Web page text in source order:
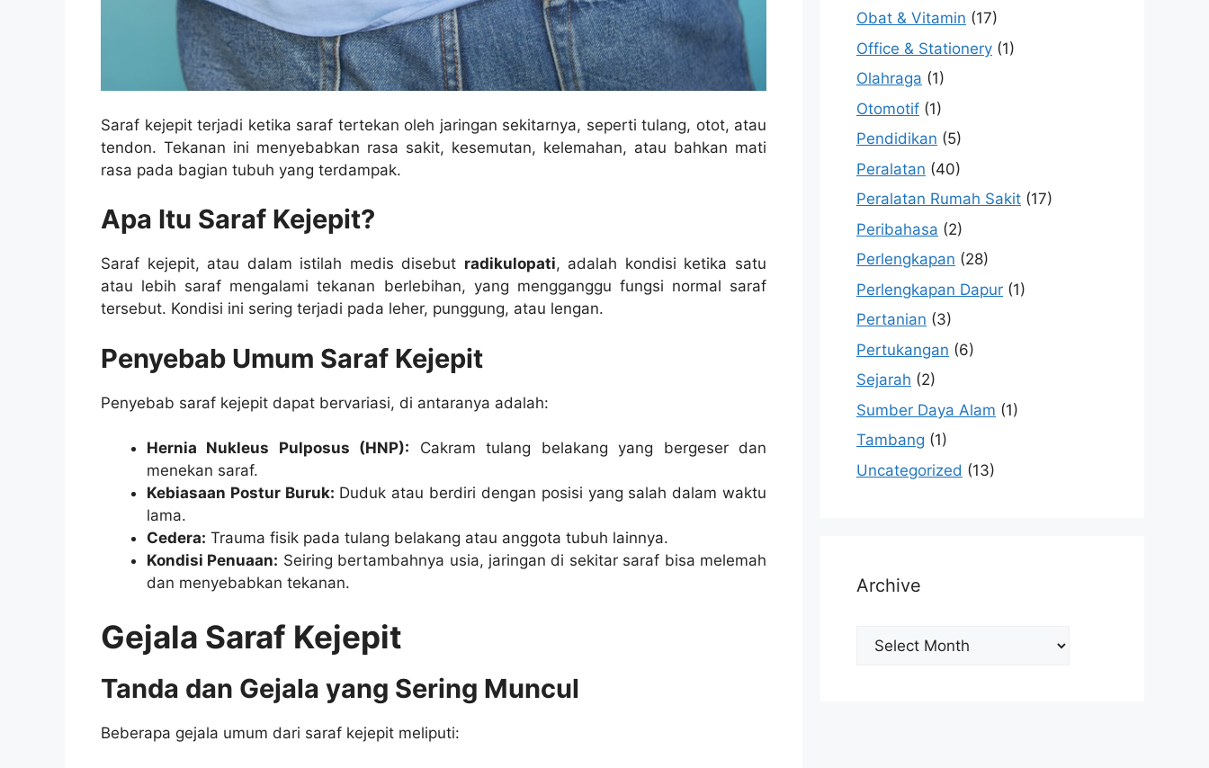
Saraf kejepit terjadi ketika saraf tertekan oleh jaringan sekitarnya, seperti tulang, otot, atau
tendon. Tekanan ini menyebabkan rasa sakit, kesemutan, kelemahan, atau bahkan mati
rasa pada bagian tubuh yang terdampak.
Apa Itu Saraf Kejepit?
Saraf kejepit, atau dalam istilah medis disebut radikulopati, adalah kondisi ketika satu
atau lebih saraf mengalami tekanan berlebihan, yang mengganggu fungsi normal saraf
tersebut. Kondisi ini sering terjadi pada leher, punggung, atau lengan.
Penyebab Umum Saraf Kejepit
Penyebab saraf kejepit dapat bervariasi, di antaranya adalah:
Hernia Nukleus Pulposus (HNP): Cakram tulang belakang yang bergeser dan
menekan saraf.
Kebiasaan Postur Buruk: Duduk atau berdiri dengan posisi yang salah dalam waktu
lama.
Cedera: Trauma fisik pada tulang belakang atau anggota tubuh lainnya.
Kondisi Penuaan: Seiring bertambahnya usia, jaringan di sekitar saraf bisa melemah
dan menyebabkan tekanan.
Gejala Saraf Kejepit
Tanda dan Gejala yang Sering Muncul
Beberapa gejala umum dari saraf kejepit meliputi:
Obat & Vitamin (17)
Office & Stationery (1)
Olahraga (1)
Otomotif (1)
Pendidikan (5)
Peralatan (40)
Peralatan Rumah Sakit (17)
Peribahasa (2)
Perlengkapan (28)
Perlengkapan Dapur (1)
Pertanian (3)
Pertukangan (6)
Sejarah (2)
Sumber Daya Alam (1)
Tambang (1)
Uncategorized (13)
Archive
Archive